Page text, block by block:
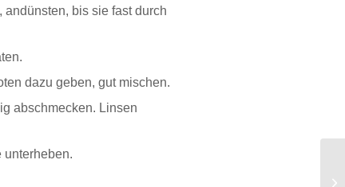
bis sie fast durch
dazu geben, gut mischen.
abschmecken. Linsen
unterheben.